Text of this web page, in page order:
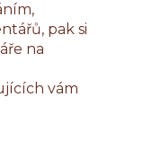
pak si
na
vám